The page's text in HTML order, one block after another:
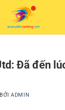
Đã đến
BỞIADMIN